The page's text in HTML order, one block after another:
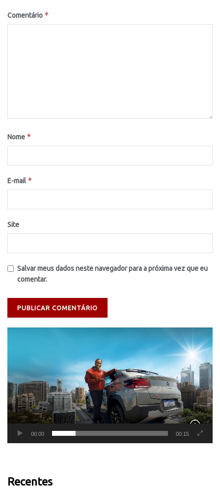
Comentário *
Nome *
E-mail *
Site
Salvar meus dados neste navegador para a próxima vez que eu
comentar.
00:00 00:15
Recentes